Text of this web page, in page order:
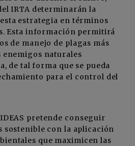
IRTA determinarán la
estrategia en términos
Esta información permitirá
de manejo de plagas más
enemigos naturales
de tal forma que se pueda
para el control del
pretende conseguir
sostenible con la aplicación
que maximicen las